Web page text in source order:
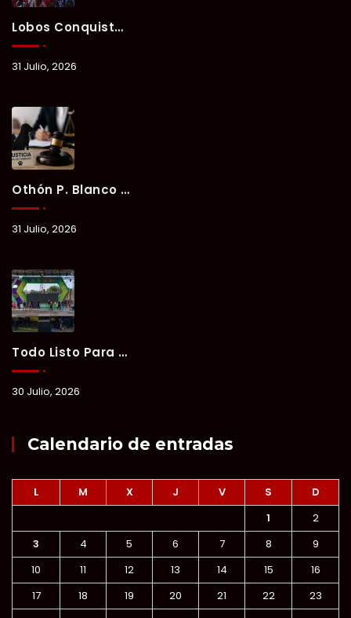
Lobos Conquista La Primera Competencia Del Verano Xul-Há 2026 En Una Noche Llena De Talento Y Energía.
31 Julio, 2026
Othón P. Blanco Refrenda Su Compromiso Contra El Maltrato Animal: Vinculan A Proceso A Presunto Responsable Tras Denuncia Del Ayuntamiento.
31 Julio, 2026
Todo Listo Para “Verano Xul-Há 2026”; Un Fin De Semana De Deporte, Música Y Convivencia Familiar.
30 Julio, 2026
Calendario de entradas
L M X J V S
D
1
2
3
4 5 6 7 8
9
10
11 12 13 14 15
16
17
18 19 20 21 22
23